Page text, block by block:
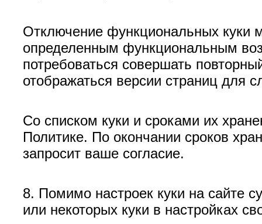
Отключение функциональных куки
определенным функциональным
потребоваться совершать
отображаться версии страниц для
Со списком куки и сроками их
Политике. По окончании сроков
запросит ваше согласие.
8. Помимо настроек куки на сайте
или некоторых куки в настройках